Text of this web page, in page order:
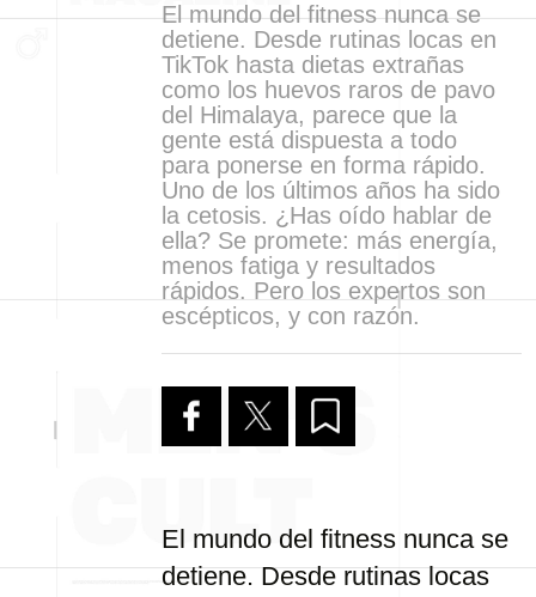
El mundo del fitness nunca se
detiene. Desde rutinas locas en
TikTok hasta dietas extrañas
como los huevos raros de pavo
del Himalaya, parece que la
gente está dispuesta a todo
para ponerse en forma rápido.
Uno de los últimos años ha sido
la cetosis. ¿Has oído hablar de
ella? Se promete: más energía,
menos fatiga y resultados
rápidos. Pero los expertos son
escépticos, y con razón.
El mundo del fitness nunca se
detiene. Desde rutinas locas